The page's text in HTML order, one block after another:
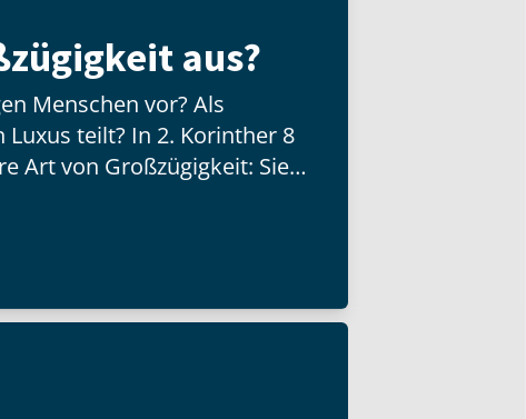
aus?
Menschen vor? Als
teilt? In 2. Korinther 8
Art von Großzügigkeit: Sie
besitzt, sondern mit der